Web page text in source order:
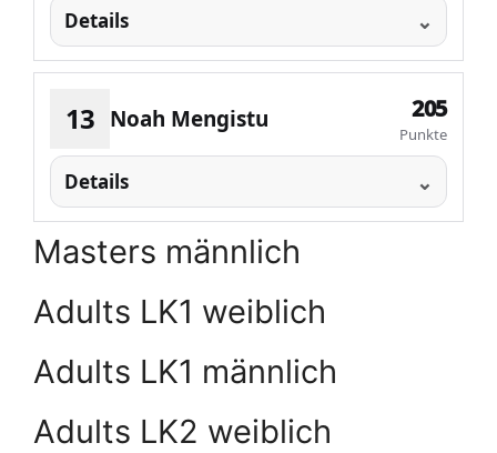
Details
13 Noah Mengistu 205
Punkte
Details
Masters männlich
Adults LK1 weiblich
Adults LK1 männlich
Adults LK2 weiblich